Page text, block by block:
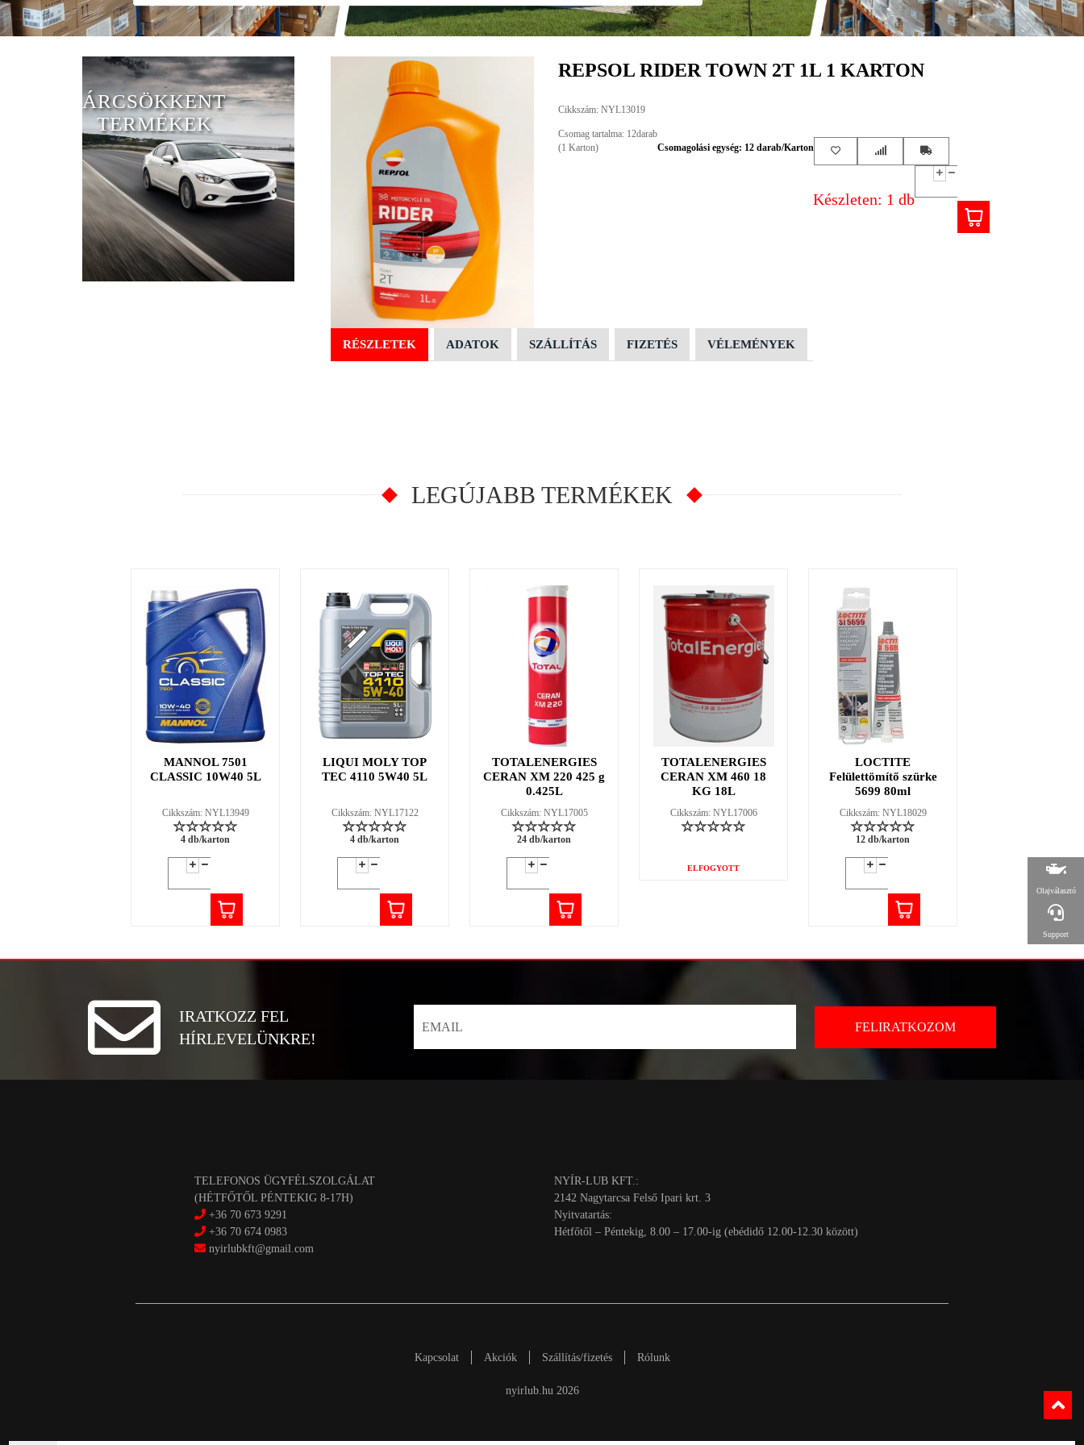
ÁRCSÖKKENT
TERMÉKEK
REPSOL RIDER TOWN 2T 1L 1 KARTON
Cikkszám: NYL13019
Csomag tartalma: 12darab
(1 Karton)
Csomagolási egység: 12 darab/Karton
Készleten: 1 db
RÉSZLETEK ADATOK SZÁLLÍTÁS FIZETÉS VÉLEMÉNYEK
LEGÚJABB TERMÉKEK
MANNOL 7501
CLASSIC 10W40 5L
Cikkszám: NYL13949
4 db/karton
LIQUI MOLY TOP
TEC 4110 5W40 5L
Cikkszám: NYL17122
4 db/karton
TOTALENERGIES
CERAN XM 220 425 g
0.425L
Cikkszám: NYL17005
24 db/karton
TOTALENERGIES
CERAN XM 460 18
KG 18L
Cikkszám: NYL17006
ELFOGYOTT
LOCTITE
Felülettömítő szürke
5699 80ml
Cikkszám: NYL18029
12 db/karton
IRATKOZZ FEL
HÍRLEVELÜNKRE!
TELEFONOS ÜGYFÉLSZOLGÁLAT
(HÉTFŐTŐL PÉNTEKIG 8-17H)
+36 70 673 9291
+36 70 674 0983
nyirlubkft@gmail.com
NYÍR-LUB KFT.:
2142 Nagytarcsa Felső Ipari krt. 3
Nyitvatartás:
Hétfőtől – Péntekig, 8.00 – 17.00-ig (ebédidő 12.00-12.30 között)
Kapcsolat Akciók Szállítás/fizetés Rólunk
nyirlub.hu 2026
Olajválasztó
Support